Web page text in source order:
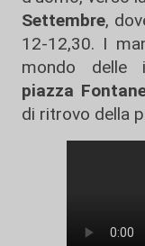
Settembre,
12-12,30. I
mondo delle
piazza
di ritrovo della